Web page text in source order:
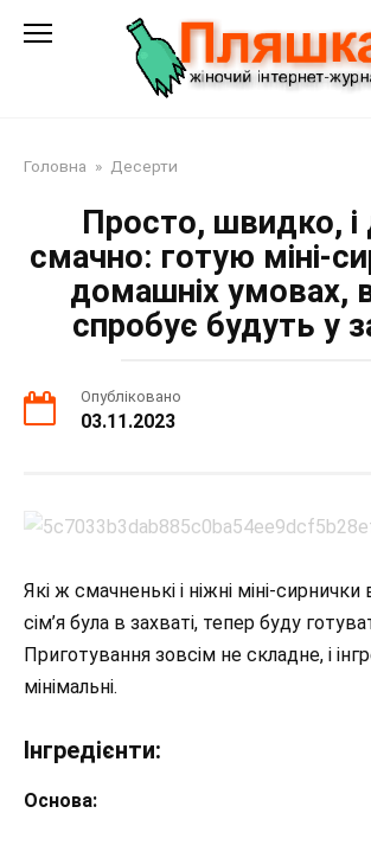
Головна » Десерти
Просто, швидко,
смачно: готую міні-
домашніх умовах,
спробує будуть у
Опубліковано
03.11.2023
Які ж смачненькі і ніжні міні-
сім’я була в захваті, тепер буду
Приготування зовсім не складне, і
мінімальні.
Інгредієнти:
Основа: